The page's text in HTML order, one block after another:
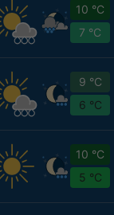
10 °C
7 °C
9 °C
6 °C
10 °C
5 °C